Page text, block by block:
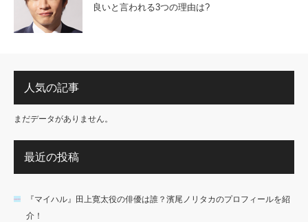
良いと言われる3つの理由は?
人気の記事
まだデータがありません。
最近の投稿
『マイハル』田上寛太役の俳優は誰？濱尾ノリタカのプロフィールを紹
介！